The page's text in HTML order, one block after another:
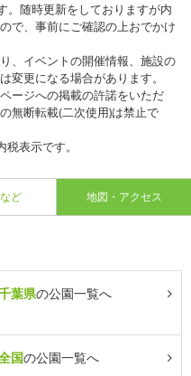
。随時更新をしておりますが内
で、事前にご確認の上おでかけ
、イベントの開催情報、施設の
変更になる場合があります。
ージへの掲載の許諾をいただ
無断転載(二次使用)は禁止で
表示です。
ど 地図・アクセス
葉県の公園一覧へ
国の公園一覧へ